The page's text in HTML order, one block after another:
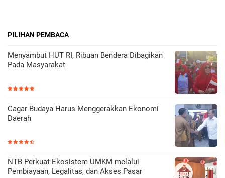
PILIHAN PEMBACA
Menyambut HUT RI, Ribuan Bendera Dibagikan
Pada Masyarakat
Cagar Budaya Harus Menggerakkan Ekonomi
Daerah
NTB Perkuat Ekosistem UMKM melalui
Pembiayaan, Legalitas, dan Akses Pasar